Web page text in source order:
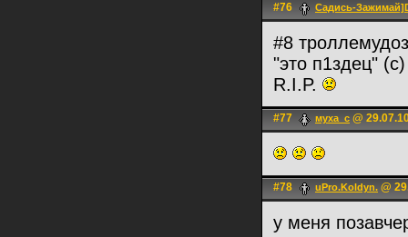
#76 Садись-
#8
"это п1здец"
R.I.P.
#77 муха_с @
#78 uPro.Koldyn. @
у меня